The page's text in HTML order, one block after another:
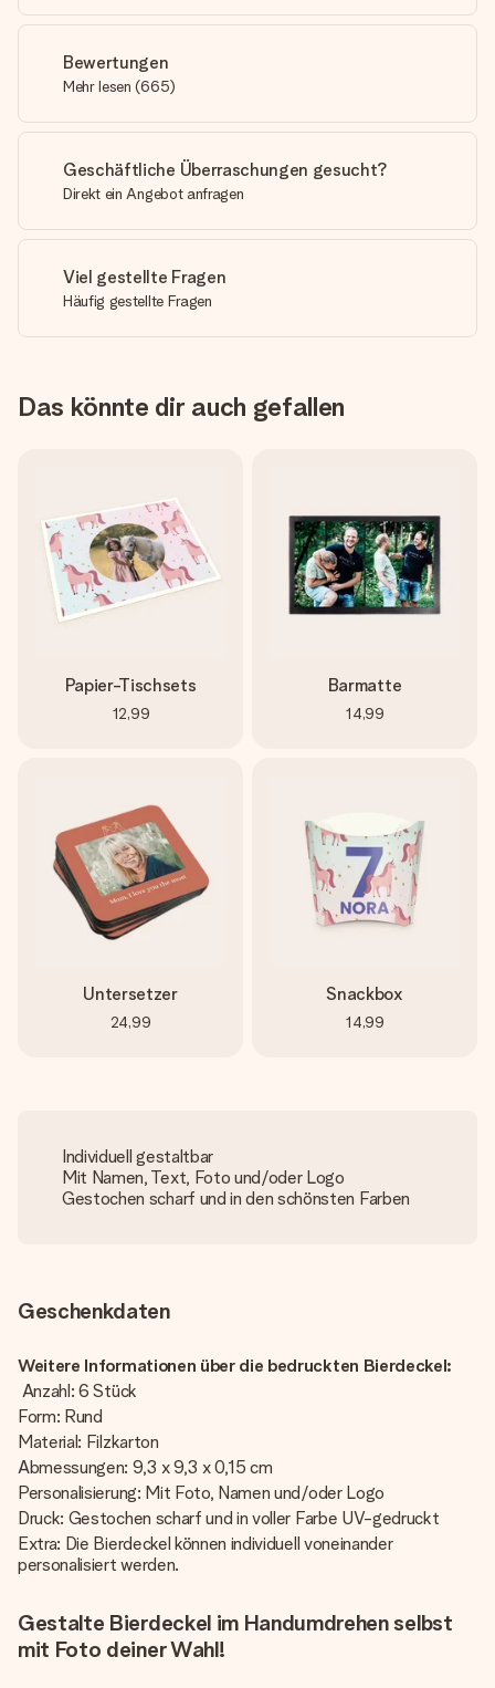
Bewertungen
Mehr lesen (665)
Geschäftliche Überraschungen gesucht?
Direkt ein Angebot anfragen
Viel gestellte Fragen
Häufig gestellte Fragen
Das könnte dir auch gefallen
Papier-Tischsets
12,99
Barmatte
14,99
Untersetzer
24,99
Snackbox
14,99
Individuell gestaltbar
Mit Namen, Text, Foto und/oder Logo
Gestochen scharf und in den schönsten Farben
Geschenkdaten
Weitere Informationen über die bedruckten Bierdeckel:
Anzahl: 6 Stück
Form: Rund
Material: Filzkarton
Abmessungen: 9,3 x 9,3 x 0,15 cm
Personalisierung: Mit Foto, Namen und/oder Logo
Druck: Gestochen scharf und in voller Farbe UV-gedruckt
Extra: Die Bierdeckel können individuell voneinander
personalisiert werden.
Gestalte Bierdeckel im Handumdrehen selbst
mit Foto deiner Wahl!